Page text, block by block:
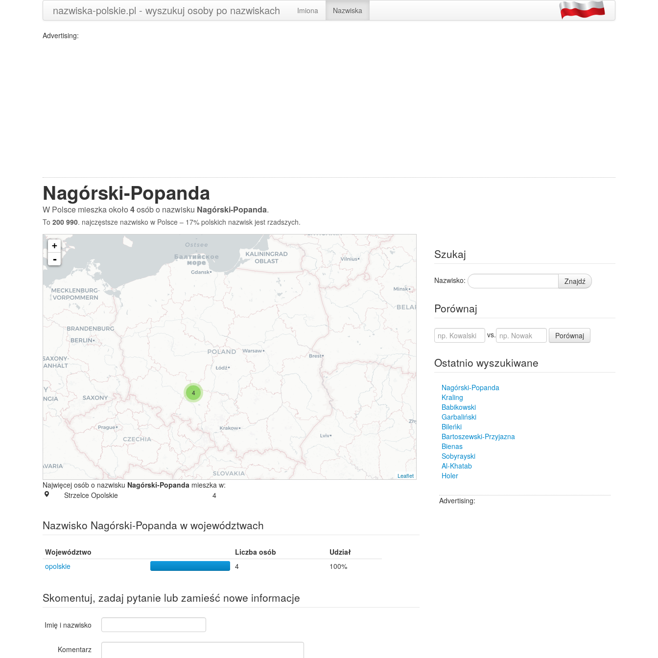
nazwiska-polskie.pl - wyszukuj osoby po nazwiskach Imiona Nazwiska
Advertising:
Nagórski-Popanda
W Polsce mieszka około4osób o nazwisku Nagórski-Popanda.
To 200 990. najczęstsze nazwisko w Polsce – 17% polskich nazwisk jest rzadszych.
4
+
-
Leaflet
Najwięcej osób o nazwisku Nagórski-Popanda mieszka w:
Strzelce Opolskie
4
Nazwisko Nagórski-Popanda w województwach
Województwo Liczba osób
Udział
opolskie
4 100%
Skomentuj, zadaj pytanie lub zamieść nowe informacje
Imię i nazwisko
Komentarz
Szukaj
Nazwisko: Znajdź
Porównaj
vs. Porównaj
Ostatnio wyszukiwane
Nagórski-Popanda
Kraling
Babikowski
Garbaliński
Bileńki
Bartoszewski-Przyjazna
Bienas
Sobyrayski
Al-Khatab
Holer
Advertising: